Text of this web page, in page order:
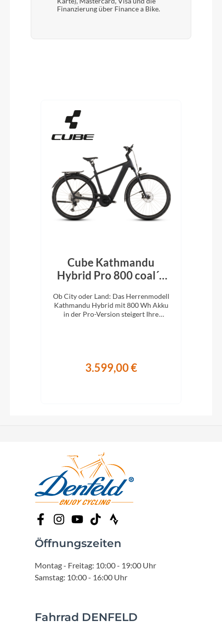
Finanzierung über Finance a Bike.
Cube Kathmandu
Hybrid Pro 800 coal´n
Ob City oder Land: Das Herrenmodell
Kathmandu Hybrid mit 800 Wh Akku
in der Pro-Version steigert Ihre
3.599,00 €
Öffnungszeiten
Montag - Freitag: 10:00 - 19:00 Uhr
Samstag: 10:00 - 16:00 Uhr
Fahrrad DENFELD